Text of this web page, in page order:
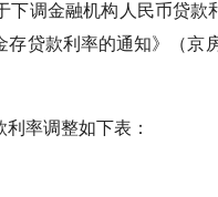
金融机构人民币贷款
存贷款利率的通知》（
率调整如下表：